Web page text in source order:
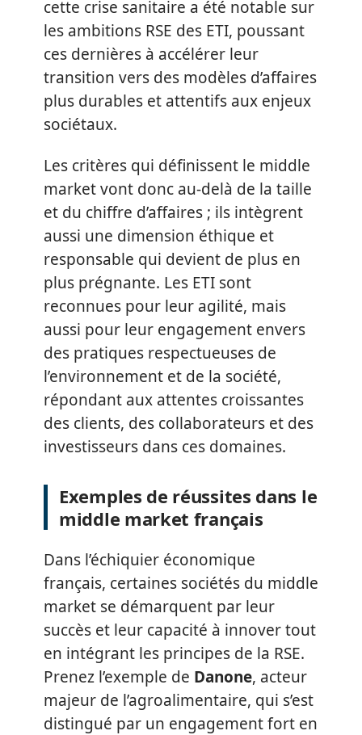
cette crise sanitaire a été notable sur
les ambitions RSE des ETI, poussant
ces dernières à accélérer leur
transition vers des modèles d’affaires
plus durables et attentifs aux enjeux
sociétaux.
Les critères qui définissent le middle
market vont donc au-delà de la taille
et du chiffre d’affaires ; ils intègrent
aussi une dimension éthique et
responsable qui devient de plus en
plus prégnante. Les ETI sont
reconnues pour leur agilité, mais
aussi pour leur engagement envers
des pratiques respectueuses de
l’environnement et de la société,
répondant aux attentes croissantes
des clients, des collaborateurs et des
investisseurs dans ces domaines.
Exemples de réussites dans le
middle market français
Dans l’échiquier économique
français, certaines sociétés du middle
market se démarquent par leur
succès et leur capacité à innover tout
en intégrant les principes de la RSE.
Prenez l’exemple de Danone, acteur
majeur de l’agroalimentaire, qui s’est
distingué par un engagement fort en